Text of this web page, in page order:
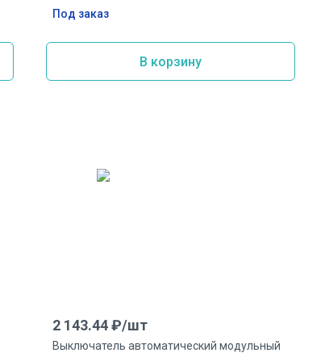
Под заказ
В корзину
2 143.44 ₽/шт
Выключатель автоматический модульный